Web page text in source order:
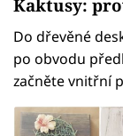
Kaktusy:
Do dřevěné
po obvodu
začněte vnitřní